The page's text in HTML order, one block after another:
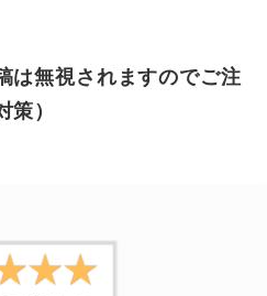
は無視されますのでご注
）